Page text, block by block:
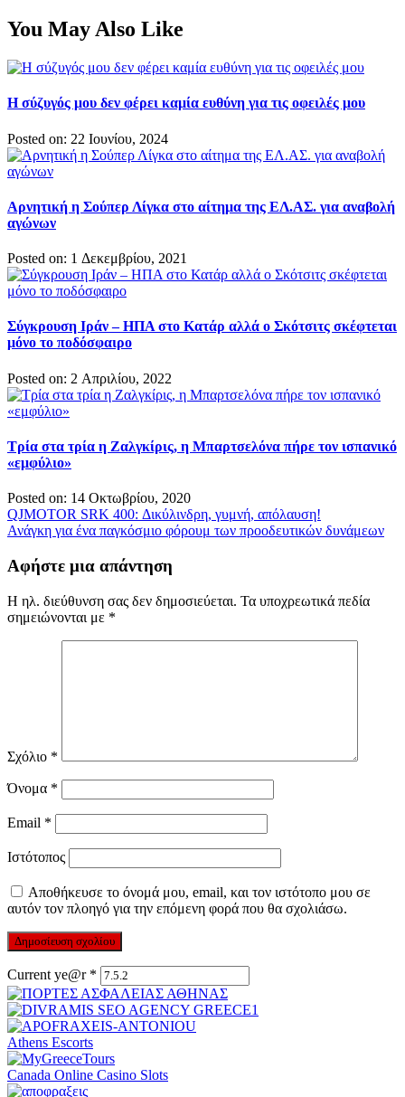
You May Also Like
Η σύζυγός μου δεν φέρει καμία ευθύνη για τις οφειλές μου
Posted on: 22 Ιουνίου, 2024
Αρνητική η Σούπερ Λίγκα στο αίτημα της ΕΛ.ΑΣ. για αναβολή
αγώνων
Posted on: 1 Δεκεμβρίου, 2021
Σύγκρουση Ιράν – ΗΠΑ στο Κατάρ αλλά ο Σκότσιτς σκέφτεται
μόνο το ποδόσφαιρο
Posted on: 2 Απριλίου, 2022
Τρία στα τρία η Ζαλγκίρις, η Μπαρτσελόνα πήρε τον ισπανικό
«εμφύλιο»
Posted on: 14 Οκτωβρίου, 2020
Πλοήγηση
άρθρων
QJMOTOR SRK 400: Δικύλινδρη, γυμνή, απόλαυση!
Ανάγκη για ένα παγκόσμιο φόρουμ των προοδευτικών δυνάμεων
Αφήστε μια απάντηση
Η ηλ. διεύθυνση σας δεν δημοσιεύεται. Τα υποχρεωτικά πεδία
σημειώνονται με *
Σχόλιο *
Όνομα *
Email *
Ιστότοπος
Αποθήκευσε το όνομά μου, email, και τον ιστότοπο μου σε
αυτόν τον πλοηγό για την επόμενη φορά που θα σχολιάσω.
Current ye@r *
Athens Escorts
Canada Online Casino Slots